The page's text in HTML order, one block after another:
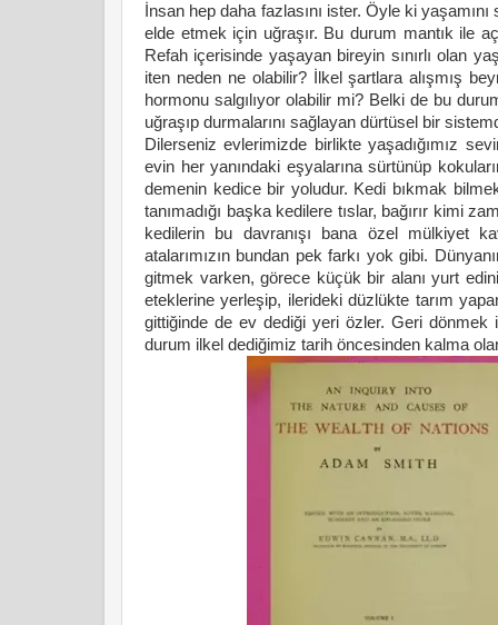
İnsan hep daha fazlasını ister. Öyle ki
elde etmek için uğraşır. Bu durum mantık ile
Refah içerisinde yaşayan bireyin sınırlı olan
iten neden ne olabilir? İlkel şartlara alışmış
hormonu salgılıyor olabilir mi? Belki de bu
uğraşıp durmalarını sağlayan dürtüsel bir
Dilerseniz evlerimizde birlikte yaşadığımız
evin her yanındaki eşyalarına sürtünüp
demenin kedice bir yoludur. Kedi bıkmak
tanımadığı başka kedilere tıslar, bağırır kimi
kedilerin bu davranışı bana özel mülkiyet
atalarımızın bundan pek farkı yok gibi.
gitmek varken, görece küçük bir alanı yurt
eteklerine yerleşip, ilerideki düzlükte tarım
gittiğinde de ev dediği yeri özler. Geri
durum ilkel dediğimiz tarih öncesinden kalma